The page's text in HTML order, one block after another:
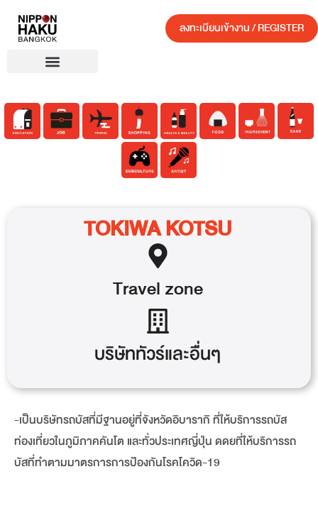
ลงทะเบียนเข้างาน / REGISTER
TOKIWA KOTSU
Travelzone
บริษัททัวร์และอื่นๆ
-เป็นบริษัทรถบัสที่มีฐานอยู่ที่จังหวัดอิบารากิ ที่ให้บริการรถบัส
ท่องเที่ยวในภูมิภาคคันโต และทั่วประเทศญี่ปุ่น ดดยที่ให้บริการรถ
บัสที่ทำตามมาตรการการป้องกันโรคโควิด-19